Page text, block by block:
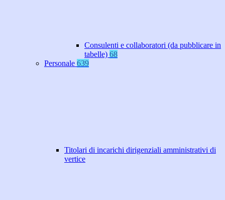
Consulenti e collaboratori (da pubblicare in
tabelle) 68
Personale 639
Titolari di incarichi dirigenziali amministrativi di
vertice